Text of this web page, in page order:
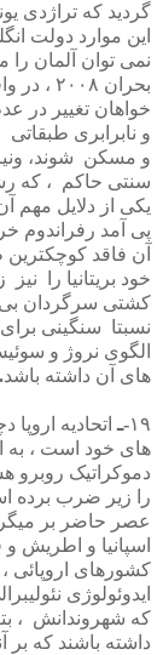
گردید که تراژدی
این موارد دولت
نمی توان آلمان را
بحران ۲۰۰۸ ، در
خواهان تغییر در
و نابرابری طبقاتی
و مسکن شوند،
سنتی حاکم ، که
یکی از دلایل مهم
پی آمد رفراندوم
آن فاقد کوچکترین
خود بریتانیا را نیز
کشتی سرگردان بی
نسبتا سنگینی برای
الگوی نروژ و
های آن داشته باشد.
۱۹-ـ اتحادیه اروپا
های خود است ، به
دموکراتیک روبرو
را
زیر ضرب برده
عصر حاضر بر
اسپانیا و اطریش و
کشورهای اروپائی ،
ایدوئولوژی
که شهروندانش ،
داشته باشند که بر